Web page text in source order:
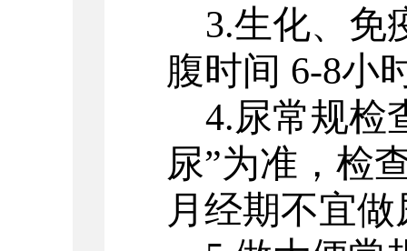
3.生化、免
腹时间 6-8小
4.尿常规检
尿”为准，检
月经期不宜